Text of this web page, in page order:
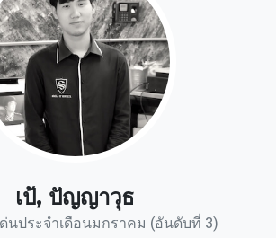
เป้, ปัญญาวุธ
นประจำเดือนมกราคม (อันดับที่ 3)